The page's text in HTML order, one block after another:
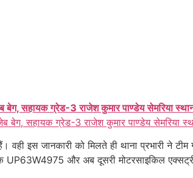
सहायक ग्रेड-3 राजेश कुमार पाण्डेय सेमरिया
सहायक ग्रेड-3 राजेश कुमार पाण्डेय सेमरिया
इस जानकारी को मिलते ही थाना प्रभारी ने
UP63W4975 और अब दूसरी मोटरसाइकिल